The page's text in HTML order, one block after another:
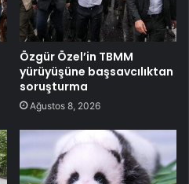
Özgür Özel’in TBMM
yürüyüşüne başsavcılıktan
soruşturma
Ağustos 8, 2026